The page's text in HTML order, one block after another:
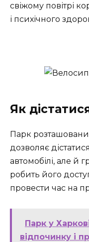
свіжому повітрі
і психічного
Як
Парк
дозволяє
автомобілі, але й
робить його
провести час на
Парк у
відпочинку і